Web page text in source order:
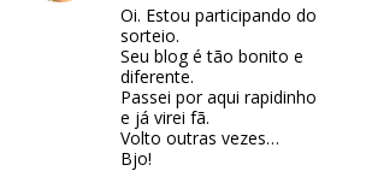
Oi. Estou participando do
sorteio.
Seu blog é tão bonito e
diferente.
Passei por aqui rapidinho
e já virei fã.
Volto outras vezes…
Bjo!